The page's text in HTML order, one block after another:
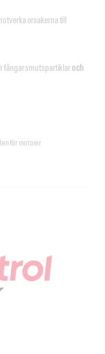
orsakerna till
fångar smutspartiklaroch
för motorer